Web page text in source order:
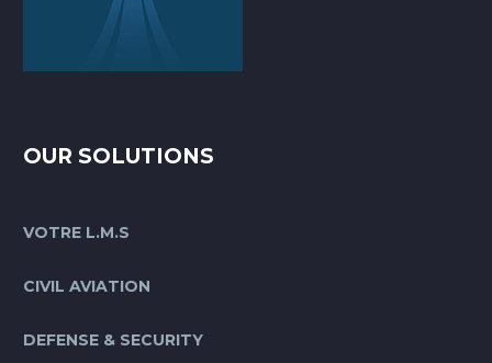
OUR SOLUTIONS
VOTRE L.M.S
CIVIL AVIATION
DEFENSE & SECURITY